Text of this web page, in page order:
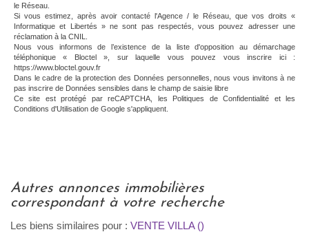
le Réseau.
Si vous estimez, après avoir contacté l'Agence / le Réseau, que vos droits «
Informatique et Libertés » ne sont pas respectés, vous pouvez adresser une
réclamation à la CNIL.
Nous vous informons de l’existence de la liste d'opposition au démarchage
téléphonique « Bloctel », sur laquelle vous pouvez vous inscrire ici :
https://www.bloctel.gouv.fr
Dans le cadre de la protection des Données personnelles, nous vous invitons à ne
pas inscrire de Données sensibles dans le champ de saisie libre
Ce site est protégé par reCAPTCHA, les Politiques de Confidentialité et les
Conditions d'Utilisation de Google s'appliquent.
autres annonces immobilières
correspondant à votre recherche
Les biens similaires pour : VENTE VILLA ()